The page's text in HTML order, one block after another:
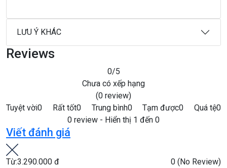
LƯU Ý KHÁC
Reviews
0/5
Chưa có xếp hạng
(0 review)
Tuyệt vời0 Rất tốt0 Trung bình0 Tạm được0 Quá tệ0
0 review - Hiển thị 1 đến 0
Viết đánh giá
Từ:3.290.000 đ 0 (No Review)